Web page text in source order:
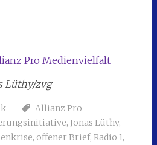
Pro Medienvielfalt
Lüthy/zvg
Allianz Pro
, Jonas Lüthy,
, offener Brief, Radio 1,